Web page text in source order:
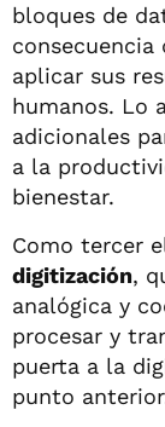
bloques de
aplicar sus
humanos. Lo
adicionales
a la
bienestar.
Como tercer
digitización,
analógica y
procesar y
puerta a la
punto